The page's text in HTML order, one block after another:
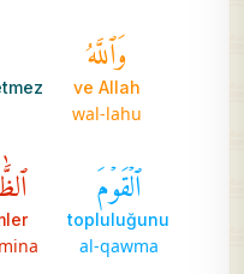
وَٱللَّهُ
ve Allah
wal-lahu
ٱلۡقَوۡمَ
topluluğunu
al-qawma